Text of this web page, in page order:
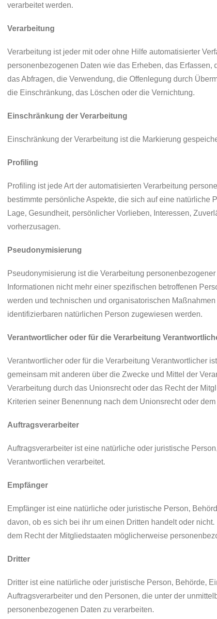
verarbeitet werden.
Verarbeitung
Verarbeitung ist jeder mit oder ohne Hilfe automatisierter
personenbezogenen Daten wie das Erheben, das
das Abfragen, die Verwendung, die Offenlegung durch
die Einschränkung, das Löschen oder die Vernichtung.
Einschränkung der Verarbeitung
Einschränkung der Verarbeitung ist die Markierung
Profiling
Profiling ist jede Art der automatisierten Verarbeitung
bestimmte persönliche Aspekte, die sich auf eine
Lage, Gesundheit, persönlicher Vorlieben, Interessen,
vorherzusagen.
Pseudonymisierung
Pseudonymisierung ist die Verarbeitung
Informationen nicht mehr einer spezifischen betroffenen
werden und technischen und organisatorischen
identifizierbaren natürlichen Person zugewiesen werden.
Verantwortlicher oder für die Verarbeitung
Verantwortlicher oder für die Verarbeitung Verantwortlicher
gemeinsam mit anderen über die Zwecke und Mittel der
Verarbeitung durch das Unionsrecht oder das Recht der
Kriterien seiner Benennung nach dem Unionsrecht oder
Auftragsverarbeiter
Auftragsverarbeiter ist eine natürliche oder juristische
Verantwortlichen verarbeitet.
Empfänger
Empfänger ist eine natürliche oder juristische Person,
davon, ob es sich bei ihr um einen Dritten handelt oder
dem Recht der Mitgliedstaaten möglicherweise
Dritter
Dritter ist eine natürliche oder juristische Person, Behörde,
Auftragsverarbeiter und den Personen, die unter der
personenbezogenen Daten zu verarbeiten.